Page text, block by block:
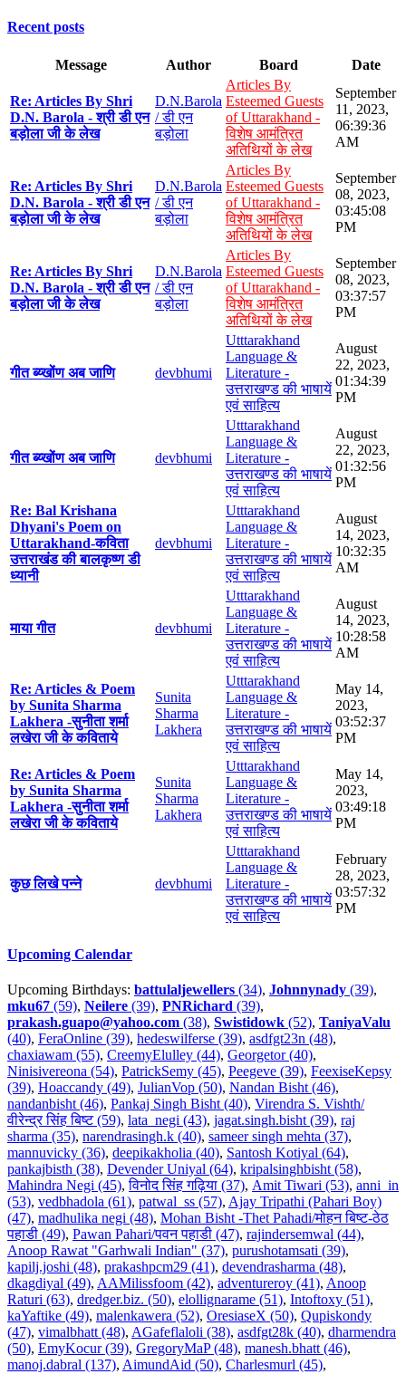
Recent posts
Message Author Board Date
Re: Articles By Shri
D.N. Barola - श्री डी एन
बड़ोला जी के लेख
D.N.Barola
/ डी एन
बड़ोला
Articles By
Esteemed Guests
of Uttarakhand -
विशेष आमंत्रित
अतिथियों के लेख
September
11, 2023,
06:39:36
AM
Re: Articles By Shri
D.N. Barola - श्री डी एन
बड़ोला जी के लेख
D.N.Barola
/ डी एन
बड़ोला
Articles By
Esteemed Guests
of Uttarakhand -
विशेष आमंत्रित
अतिथियों के लेख
September
08, 2023,
03:45:08
PM
Re: Articles By Shri
D.N. Barola - श्री डी एन
बड़ोला जी के लेख
D.N.Barola
/ डी एन
बड़ोला
Articles By
Esteemed Guests
of Uttarakhand -
विशेष आमंत्रित
अतिथियों के लेख
September
08, 2023,
03:37:57
PM
गीत ब्य्खोंण अब जाणि devbhumi
Utttarakhand
Language &
Literature -
उत्तराखण्ड की भाषायें
एवं साहित्य
August
22, 2023,
01:34:39
PM
गीत ब्य्खोंण अब जाणि devbhumi
Utttarakhand
Language &
Literature -
उत्तराखण्ड की भाषायें
एवं साहित्य
August
22, 2023,
01:32:56
PM
Re: Bal Krishana
Dhyani's Poem on
Uttarakhand-कविता
उत्तराखंड की बालकृष्ण डी
ध्यानी
devbhumi
Utttarakhand
Language &
Literature -
उत्तराखण्ड की भाषायें
एवं साहित्य
August
14, 2023,
10:32:35
AM
माया गीत devbhumi
Utttarakhand
Language &
Literature -
उत्तराखण्ड की भाषायें
एवं साहित्य
August
14, 2023,
10:28:58
AM
Re: Articles & Poem
by Sunita Sharma
Lakhera -सुनीता शर्मा
लखेरा जी के कविताये
Sunita
Sharma
Lakhera
Utttarakhand
Language &
Literature -
उत्तराखण्ड की भाषायें
एवं साहित्य
May 14,
2023,
03:52:37
PM
Re: Articles & Poem
by Sunita Sharma
Lakhera -सुनीता शर्मा
लखेरा जी के कविताये
Sunita
Sharma
Lakhera
Utttarakhand
Language &
Literature -
उत्तराखण्ड की भाषायें
एवं साहित्य
May 14,
2023,
03:49:18
PM
कुछ लिखे पन्ने devbhumi
Utttarakhand
Language &
Literature -
उत्तराखण्ड की भाषायें
एवं साहित्य
February
28, 2023,
03:57:32
PM
Upcoming Calendar
Upcoming Birthdays: battulaljewellers (34), Johnnynady (39),
mku67 (59), Neilere (39), PNRichard (39),
prakash.guapo@yahoo.com (38), Swistidowk (52), TaniyaValu
(40), FeraOnline (39), hedeswilferse (39), asdfgt23n (48),
chaxiawam (55), CreemyElulley (44), Georgetor (40),
Ninisivereona (54), PatrickSemy (45), Peegeve (39), FeexiseKepsy
(39), Hoaccandy (49), JulianVop (50), Nandan Bisht (46),
nandanbisht (46), Pankaj Singh Bisht (40), Virendra S. Vishth/
वीरेन्द्र सिंह बिष्ट (59), lata_negi (43), jagat.singh.bisht (39), raj
sharma (35), narendrasingh.k (40), sameer singh mehta (37),
mannuvicky (36), deepikakholia (40), Santosh Kotiyal (64),
pankajbisth (38), Devender Uniyal (64), kripalsinghbisht (58),
Mahindra Negi (45),विनोद सिंह गढ़िया (37), Amit Tiwari (53), anni_in
(53), vedbhadola (61), patwal_ss (57), Ajay Tripathi (Pahari Boy)
(47), madhulika negi (48), Mohan Bisht -Thet Pahadi/मोहन बिष्ट-ठेठ
पहाडी (49), Pawan Pahari/पवन पहाडी (47), rajindersemwal (44),
Anoop Rawat "Garhwali Indian" (37), purushotamsati (39),
kapilj.joshi (48), prakashpcm29 (41), devendrasharma (48),
dkagdiyal (49), AAMilissfoom (42), adventureroy (41), Anoop
Raturi (63), dredger.biz. (50), elollignarame (51), Intoftoxy (51),
kaYaftike (49), malenkawera (52), OresiaseX (50), Qupiskondy
(47), vimalbhatt (48), AGafeflaloli (38), asdfgt28k (40), dharmendra
(50), EmyKocur (39), GregoryMaP (48), manesh.bhatt (46),
manoj.dabral (137), AimundAid (50), Charlesmurl (45),